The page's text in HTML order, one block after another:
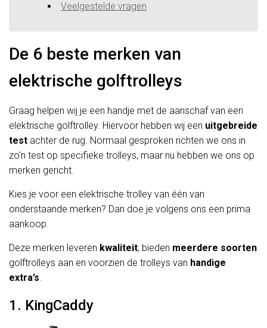
Veelgestelde vragen
De 6 beste merken van
elektrische golftrolleys
Graag helpen wij je een handje met de aanschaf van een
elektrische golftrolley. Hiervoor hebben wij een uitgebreide
test achter de rug. Normaal gesproken richten we ons in
zo’n test op specifieke trolleys, maar nu hebben we ons op
merken gericht.
Kies je voor een elektrische trolley van één van
onderstaande merken? Dan doe je volgens ons een prima
aankoop.
Deze merken leveren kwaliteit, bieden meerdere soorten
golftrolleys aan en voorzien de trolleys van handige
extra’s.
1. KingCaddy